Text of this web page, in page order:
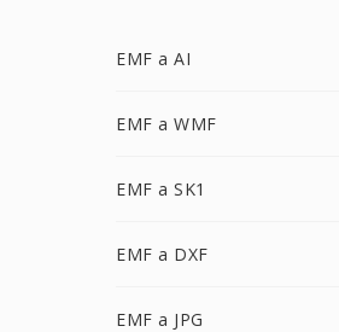
EMF a AI
EMF a WMF
EMF a SK1
EMF a DXF
EMF a JPG